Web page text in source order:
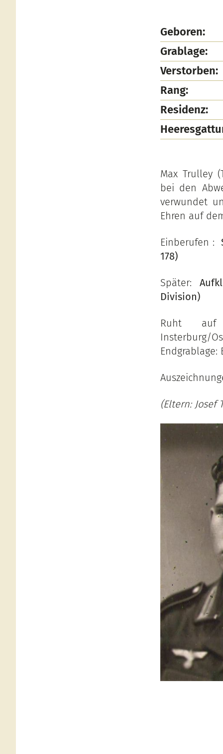
Geboren:
Grablage:
Verstorben:
Rang:
Residenz:
Max Trulley
bei den
verwundet
Ehren auf
Einberufen :
178)
Später:
Division)
Ruht auf
Insterburg/
Endgrablage:
(Eltern: Josef